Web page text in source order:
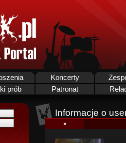
Koncerty
prób Patronat
Informacje o
»